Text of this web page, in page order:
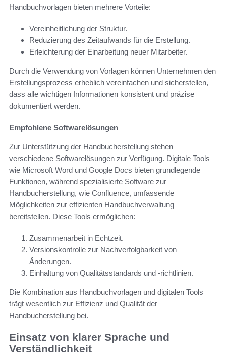
Handbuchvorlagen bieten mehrere Vorteile:
Vereinheitlichung der Struktur.
Reduzierung des Zeitaufwands für die Erstellung.
Erleichterung der Einarbeitung neuer Mitarbeiter.
Durch die Verwendung von Vorlagen können Unternehmen den
Erstellungsprozess erheblich vereinfachen und sicherstellen,
dass alle wichtigen Informationen konsistent und präzise
dokumentiert werden.
Empfohlene Softwarelösungen
Zur Unterstützung der Handbucherstellung stehen
verschiedene Softwarelösungen zur Verfügung. Digitale Tools
wie Microsoft Word und Google Docs bieten grundlegende
Funktionen, während spezialisierte Software zur
Handbucherstellung, wie Confluence, umfassende
Möglichkeiten zur effizienten Handbuchverwaltung
bereitstellen. Diese Tools ermöglichen:
Zusammenarbeit in Echtzeit.
Versionskontrolle zur Nachverfolgbarkeit von
Änderungen.
Einhaltung von Qualitätsstandards und -richtlinien.
Die Kombination aus Handbuchvorlagen und digitalen Tools
trägt wesentlich zur Effizienz und Qualität der
Handbucherstellung bei.
Einsatz von klarer Sprache und
Verständlichkeit